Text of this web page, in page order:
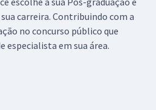
carreira. Contribuindo com a
no concurso público que
especialista em sua área.